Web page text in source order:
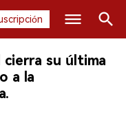
Buscar
su última
a la